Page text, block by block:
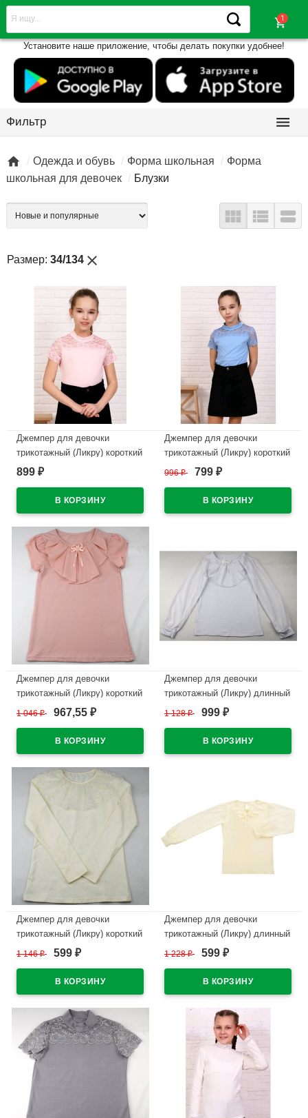
shopping_cart
Установите наше приложение, чтобы делать покупки удобнее!
Фильтр 
 Одежда и обувь Форма школьная
Форма
школьная для девочек
Блузки
  
Размер: 34/134 close
Джемпер для девочки
трикотажный (Ликру) короткий
рукав цвет пудра арт.7052
32/128-36/140
899 ₽
Джемпер для девочки
трикотажный (Ликру) короткий
рукав цвет голубой арт.7052
32/128-36/140
996₽ 799 ₽
Джемпер для девочки
трикотажный (Ликру) короткий
рукав цвет пудра арт.0043
32/128-36/140
1 046₽ 967,55 ₽
Джемпер для девочки
трикотажный (Ликру) длинный
рукав цвет белый арт.0011
32/128-36/140
1 128₽ 999 ₽
Джемпер для девочки
трикотажный (Ликру) короткий
рукав цвет экрю арт.0100
32/128-36/140
1 146₽ 599 ₽
Джемпер для девочки
трикотажный (Ликру) длинный
рукав цвет экрю арт.0080
1 228₽ 599 ₽